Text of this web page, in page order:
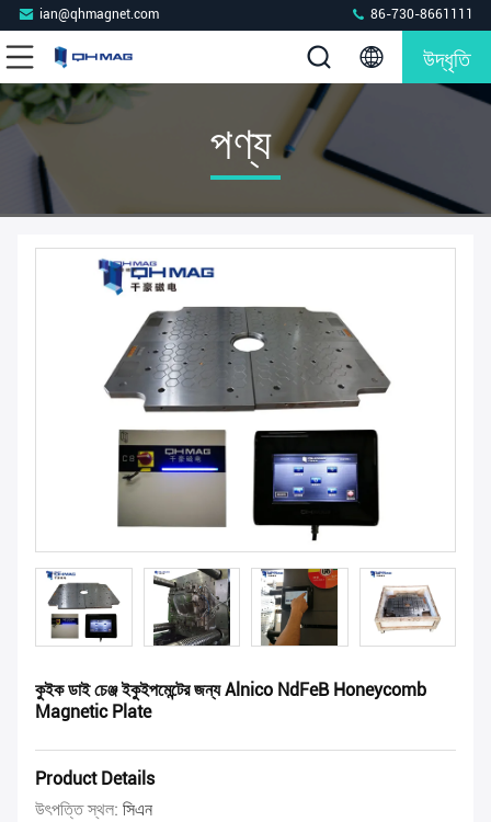
ian@qhmagnet.com 86-730-8661111
উদ্ধৃতি
পণ্য
কুইক ডাই চেঞ্জ ইকুইপমেন্টের জন্য Alnico NdFeB Honeycomb
Magnetic Plate
Product Details
উৎপত্তি স্থল: সিএন